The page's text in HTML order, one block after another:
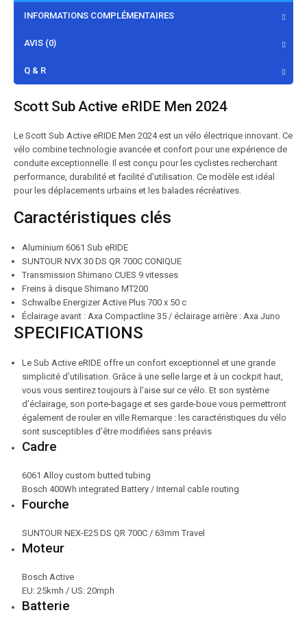
INFORMATIONS COMPLÉMENTAIRES
AVIS (0)
Q & R
Scott Sub Active eRIDE Men 2024
Le Scott Sub Active eRIDE Men 2024 est un vélo électrique innovant. Ce
vélo combine technologie avancée et confort pour une expérience de
conduite exceptionnelle. Il est conçu pour les cyclistes recherchant
performance, durabilité et facilité d’utilisation. Ce modèle est idéal
pour les déplacements urbains et les balades récréatives.
Caractéristiques clés
Aluminium 6061 Sub eRIDE
SUNTOUR NVX 30 DS QR 700C CONIQUE
Transmission Shimano CUES 9 vitesses
Freins à disque Shimano MT200
Schwalbe Energizer Active Plus 700 x 50 c
Éclairage avant : Axa Compactline 35 / éclairage arrière : Axa Juno
SPECIFICATIONS
Le Sub Active eRIDE offre un confort exceptionnel et une grande
simplicité d’utilisation. Grâce à une selle large et à un cockpit haut,
vous vous sentirez toujours à l’aise sur ce vélo. Et son système
d’éclairage, son porte-bagage et ses garde-boue vous permettront
également de rouler en ville.Remarque : les caractéristiques du vélo
sont susceptibles d’être modifiées sans préavis
Cadre
6061 Alloy custom butted tubing
Bosch 400Wh integrated Battery / Internal cable routing
Fourche
SUNTOUR NEX-E25 DS QR 700C / 63mm Travel
Moteur
Bosch Active
EU: 25kmh / US: 20mph
Batterie